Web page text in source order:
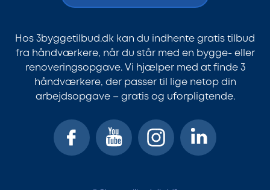
Hos 3byggetilbud.dk kan du indhente gratis tilbud
fra håndværkere, når du står med en bygge- eller
renoveringsopgave. Vi hjælper med at finde 3
håndværkere, der passer til lige netop din
arbejdsopgave – gratis og uforpligtende.